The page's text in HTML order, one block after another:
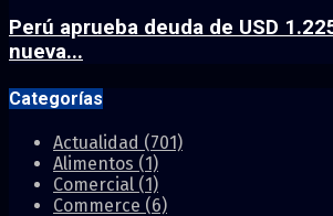
Perú aprueba deuda de USD
nueva...
Categorías
Actualidad (701)
Alimentos (1)
Comercial (1)
Commerce (6)